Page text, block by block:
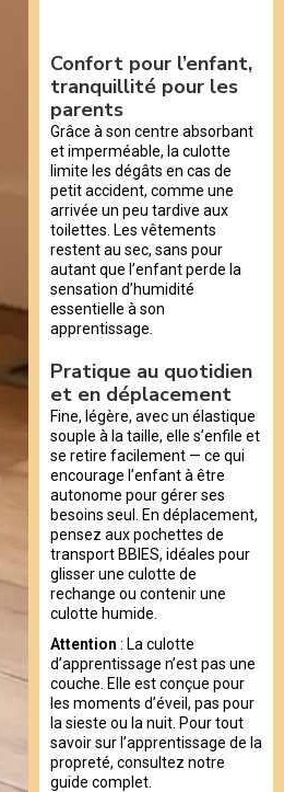
Confort pour l’enfant,
tranquillité pour les
parents
Grâce à son centre absorbant
et imperméable, la culotte
limite les dégâts en cas de
petit accident, comme une
arrivée un peu tardive aux
toilettes. Les vêtements
restent au sec, sans pour
autant que l’enfant perde la
sensation d’humidité
essentielle à son
apprentissage.
Pratique au quotidien
et en déplacement
Fine, légère, avec un élastique
souple à la taille, elle s’enfile et
se retire facilement — ce qui
encourage l’enfant à être
autonome pour gérer ses
besoins seul. En déplacement,
pensez aux pochettes de
transport BBIES, idéales pour
glisser une culotte de
rechange ou contenir une
culotte humide.
Attention : La culotte
d’apprentissage n’est pas une
couche. Elle est conçue pour
les moments d’éveil, pas pour
la sieste ou la nuit. Pour tout
savoir sur l’apprentissage de la
propreté, consultez notre
guide complet.